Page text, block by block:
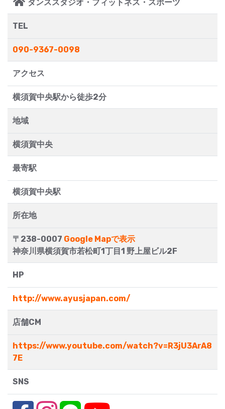
ダンススタジオ・フィットネス・スポーツ
TEL
090-9367-0098
アクセス
横須賀中央駅から徒歩2分
地域
横須賀中央
最寄駅
横須賀中央駅
所在地
〒238-0007 Google Mapで表示
神奈川県横須賀市若松町1丁目1 野上屋ビル2F
HP
http://www.ayusjapan.com/
店舗CM
https://www.youtube.com/watch?v=R3jU3ArA8
7E
SNS